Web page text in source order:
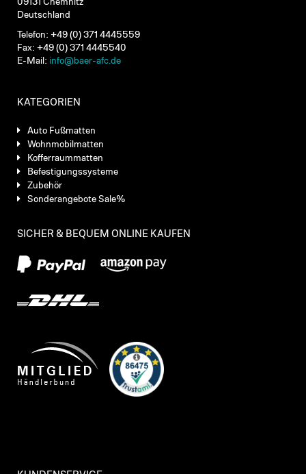
09131 Chemnitz
Deutschland
Telefon: +49 (0) 371 4445559
Fax: +49 (0) 371 4445540
E-Mail: info@baer-afc.de
KATEGORIEN
Auto Fußmatten
Wohnmobilmatten
Kofferraummatten
Befestigungssysteme
Zubehör
Sonderangebote Sale%
SICHER & BEQUEM ONLINE KAUFEN